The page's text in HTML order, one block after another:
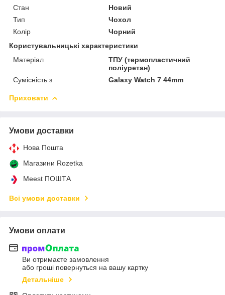
Стан
Новий
Тип
Чохол
Колір
Чорний
Користувальницькі характеристики
Матеріал
ТПУ (термопластичний
поліуретан)
Сумісність з
Galaxy Watch 7 44mm
Приховати
Умови доставки
Нова Пошта
Магазини Rozetka
Meest ПОШТА
Всі умови доставки
Умови оплати
Ви отримаєте замовлення
або гроші повернуться на вашу картку
Детальніше